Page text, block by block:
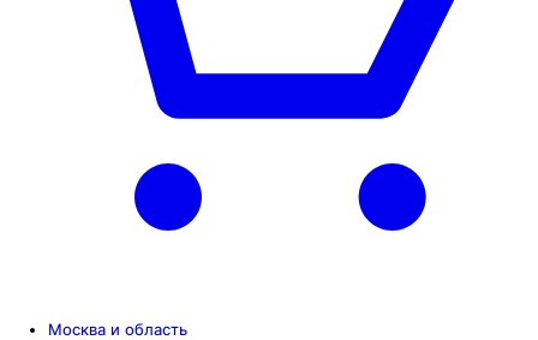
Москва и область